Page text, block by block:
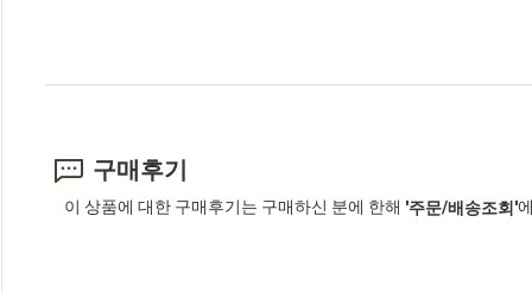
구매후기
이 상품에 대한 구매후기는 구매하신 분에 한해 '주문/배송조회'